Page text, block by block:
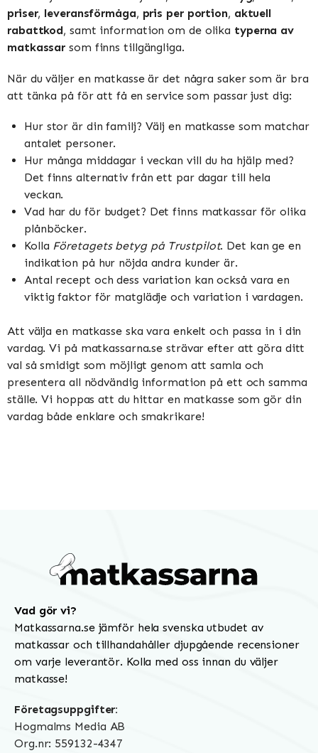
priser, leveransförmåga, pris per portion, aktuell
rabattkod, samt information om de olika typerna av
matkassar som finns tillgängliga.
När du väljer en matkasse är det några saker som är bra
att tänka på för att få en service som passar just dig:
Hur stor är din familj? Välj en matkasse som matchar
antalet personer.
Hur många middagar i veckan vill du ha hjälp med?
Det finns alternativ från ett par dagar till hela
veckan.
Vad har du för budget? Det finns matkassar för olika
plånböcker.
Kolla Företagets betyg på Trustpilot. Det kan ge en
indikation på hur nöjda andra kunder är.
Antal recept och dess variation kan också vara en
viktig faktor för matglädje och variation i vardagen.
Att välja en matkasse ska vara enkelt och passa in i din
vardag. Vi på matkassarna.se strävar efter att göra ditt
val så smidigt som möjligt genom att samla och
presentera all nödvändig information på ett och samma
ställe. Vi hoppas att du hittar en matkasse som gör din
vardag både enklare och smakrikare!
Vad gör vi?
Matkassarna.se jämför hela svenska utbudet av
matkassar och tillhandahåller djupgående recensioner
om varje leverantör. Kolla med oss innan du väljer
matkasse!
Företagsuppgifter:
Hogmalms Media AB
Org.nr: 559132-4347